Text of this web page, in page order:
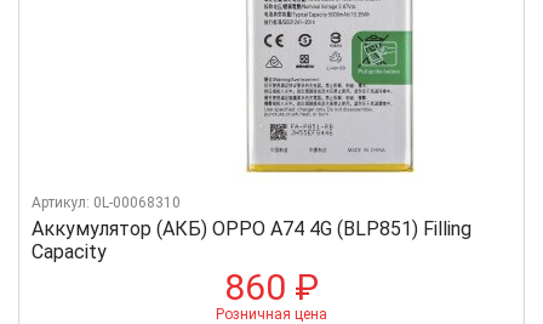
Аккумулятор (АКБ) OPPO A74 4G (BLP851) Filling
Capacity
Артикул: 0L-00068310
860 ₽
Розничная цена